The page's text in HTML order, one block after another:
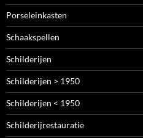
Porseleinkasten
Schaakspellen
Schilderijen
Schilderijen > 1950
Schilderijen < 1950
Schilderijrestauratie